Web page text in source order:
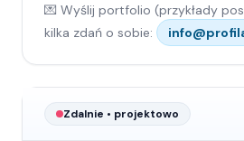
💌 Wyślij portfolio (przykłady
kilka zdań o sobie:
Zdalnie • projektowo